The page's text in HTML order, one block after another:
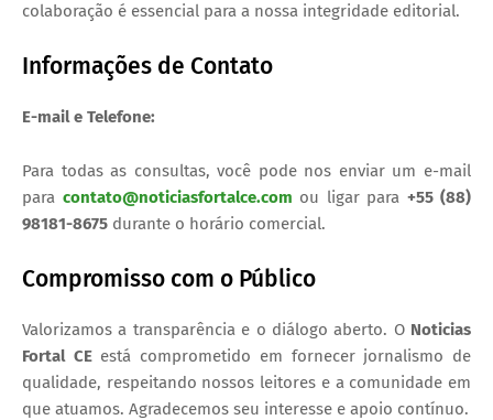
colaboração é essencial para a nossa integridade editorial.
Informações de Contato
E-mail e Telefone:
Para todas as consultas, você pode nos enviar um e-mail
para contato@noticiasfortalce.com ou ligar para +55 (88)
98181-8675 durante o horário comercial.
Compromisso com o Público
Valorizamos a transparência e o diálogo aberto. O Noticias
Fortal CEestá comprometido em fornecer jornalismo de
qualidade, respeitando nossos leitores e a comunidade em
que atuamos. Agradecemos seu interesse e apoio contínuo.